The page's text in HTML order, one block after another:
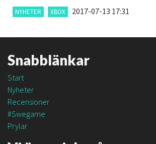
NYHETER XBOX 2017-07-13 17:31
Snabblänkar
Start
Nyheter
Recensioner
#Swegame
Prylar